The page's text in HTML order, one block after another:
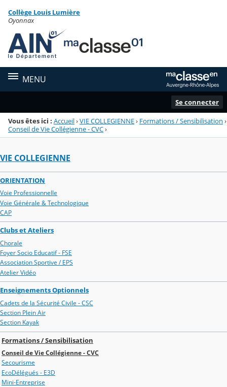
Menu de la rubrique
Contenu
Collège Louis Lumière
Oyonnax
MENU
Se connecter
Vous êtes ici : Accueil›VIE COLLEGIENNE› Formations / Sensibilisation ›
Conseil de Vie Collégienne - CVC›
VIE COLLEGIENNE
ORIENTATION
Voie Professionnelle
Voie Générale & Technologique
CAP
Clubs et Ateliers
Chorale
Foyer Socio Educatif - FSE
Association Sportive / EPS
Atelier Vidéo
Enseignements Optionnels
Cadets de la Sécurité Civile - CSC
Section Plein Air
Section Kayak
Formations / Sensibilisation
Conseil de Vie Collégienne - CVC
Secourisme
EcoDélégués - E3D
Mini-Entreprise